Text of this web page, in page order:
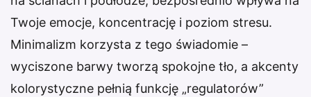
Twoje emocje, koncentrację i poziom stresu.
Minimalizm korzysta z tego świadomie –
wyciszone barwy tworzą spokojne tło, a akcenty
kolorystyczne pełnią funkcję „regulatorów”